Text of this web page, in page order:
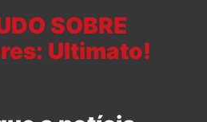
SOBRE
Ultimato!